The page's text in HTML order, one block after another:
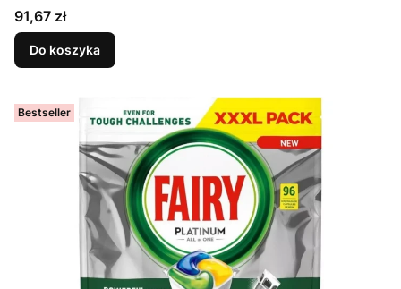
Cena
91,67 zł
Do koszyka
Bestseller